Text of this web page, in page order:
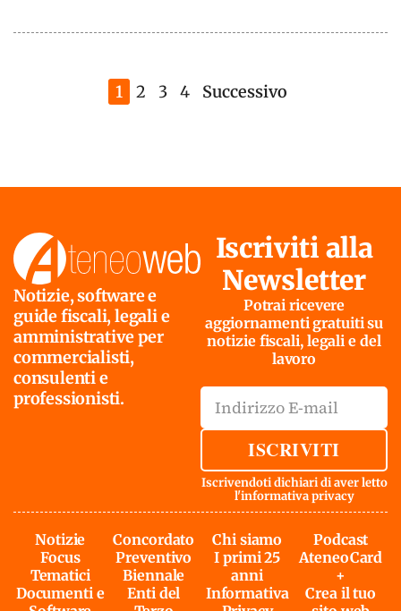
1 2 3 4 Successivo
Notizie, software e
guide fiscali, legali e
amministrative per
commercialisti,
consulenti e
professionisti.
Iscriviti alla
Newsletter
Potrai ricevere
aggiornamenti gratuiti su
notizie fiscali, legali e del
lavoro
ISCRIVITI
Iscrivendoti dichiari di aver letto
l'informativa privacy
Notizie
Focus
Tematici
Documenti e
Concordato
Preventivo
Biennale
Enti del
Chi siamo
I primi 25
anni
Informativa
Podcast
AteneoCard
+
Crea il tuo